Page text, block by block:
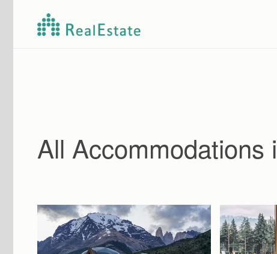
Skip to main content
All Accommodations